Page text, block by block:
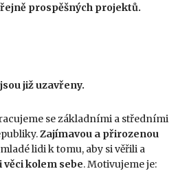
prospěšných projektů.
již uzavřeny.
se základními a středními
Zajímavou a přirozenou
lidi k tomu, aby si věřili a
věci kolem sebe. Motivujeme je: